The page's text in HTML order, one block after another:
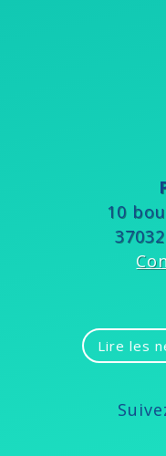
10
Lire les